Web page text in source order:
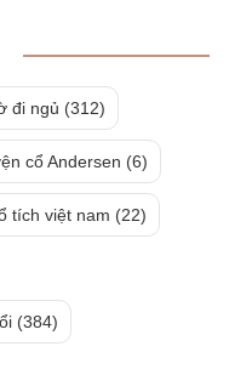
đi ngủ (312)
cổ Andersen (6)
tích việt nam (22)
(384)